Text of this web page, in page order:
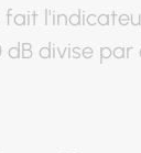
dB divise